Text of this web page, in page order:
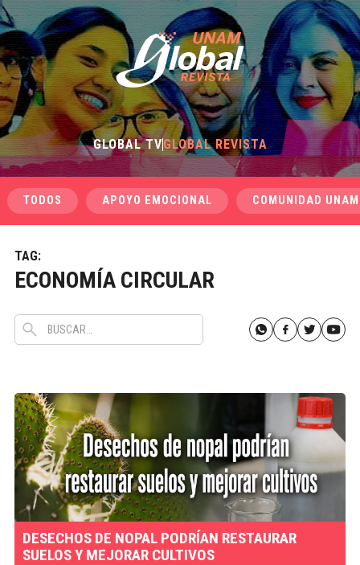
GLOBAL TVGLOBAL REVISTA
TODOS APOYO EMOCIONAL COMUNIDAD UNAM
TAG:
ECONOMÍA CIRCULAR
DESECHOS DE NOPAL PODRÍAN RESTAURAR
SUELOS Y MEJORAR CULTIVOS